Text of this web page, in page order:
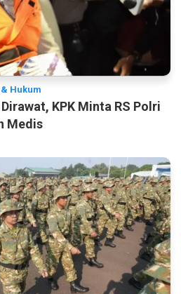
Hukum
KPK Minta RS Polri
Medis